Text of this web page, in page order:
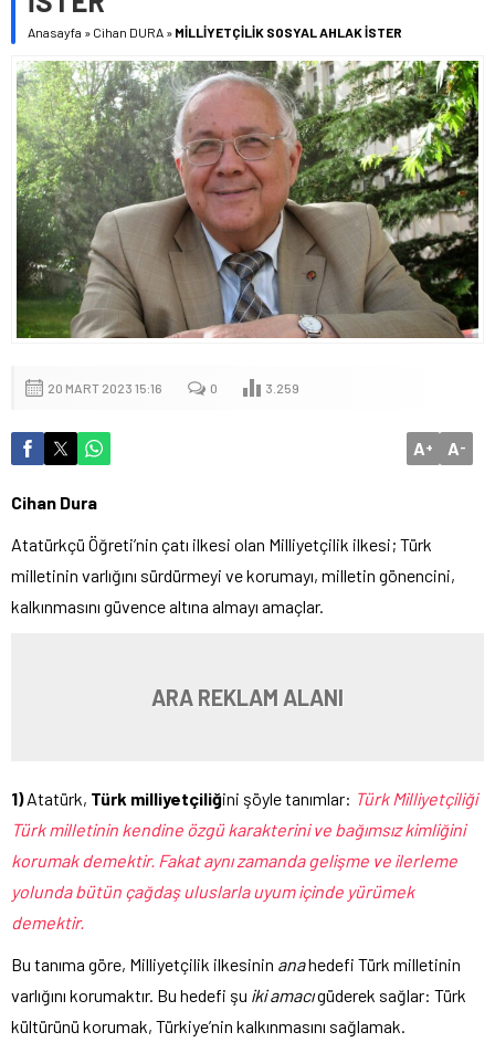
Anasayfa » Cihan DURA » MİLLİYETÇİLİK SOSYAL AHLAK İSTER
20 MART 2023 15:16 0 3.259
A+ A-
Cihan Dura
Atatürkçü Öğreti’nin çatı ilkesi olan Milliyetçilik ilkesi; Türk
milletinin varlığını sürdürmeyi ve korumayı, milletin gönencini,
kalkınmasını güvence altına almayı amaçlar.
ARA REKLAM ALANI
1)Atatürk, Türk milliyetçiliğini şöyle tanımlar: Türk Milliyetçiliği
Türk milletinin kendine özgü karakterini ve bağımsız kimliğini
korumak demektir. Fakat aynı zamanda gelişme ve ilerleme
yolunda bütün çağdaş uluslarla uyum içinde yürümek
demektir.
Bu tanıma göre, Milliyetçilik ilkesinin anahedefi Türk milletinin
varlığını korumaktır. Bu hedefi şu iki amacıgüderek sağlar: Türk
kültürünü korumak, Türkiye’nin kalkınmasını sağlamak.